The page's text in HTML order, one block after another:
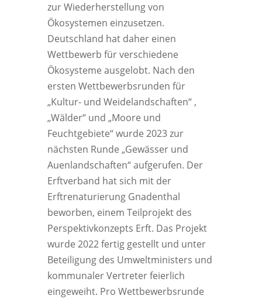
zur Wiederherstellung von
Ökosystemen einzusetzen.
Deutschland hat daher einen
Wettbewerb für verschiedene
Ökosysteme ausgelobt. Nach den
ersten Wettbewerbsrunden für
„Kultur- und Weidelandschaften“ ,
„Wälder“ und „Moore und
Feuchtgebiete“ wurde 2023 zur
nächsten Runde „Gewässer und
Auenlandschaften“ aufgerufen. Der
Erftverband hat sich mit der
Erftrenaturierung Gnadenthal
beworben, einem Teilprojekt des
Perspektivkonzepts Erft. Das Projekt
wurde 2022 fertig gestellt und unter
Beteiligung des Umweltministers und
kommunaler Vertreter feierlich
eingeweiht. Pro Wettbewerbsrunde